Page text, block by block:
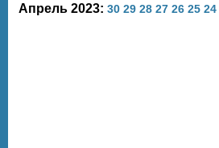
Апрель 2023: 30 29 28 27 26 25 24